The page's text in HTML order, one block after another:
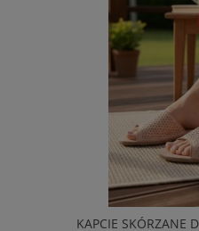
KAPCIE SKÓRZANE